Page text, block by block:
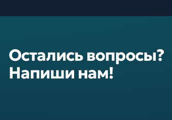
Остались вопросы?
Напиши нам!